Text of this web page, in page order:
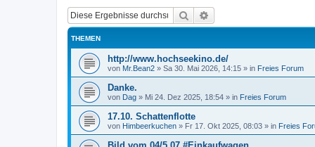
Suche
THEMEN
http://www.hochseekino.de/
von Mr.Bean2 » Sa 30. Mai 2026, 14:15 » in Freies Forum
Danke.
von Dag » Mi 24. Dez 2025, 18:54 » in Freies Forum
17.10. Schattenflotte
von Himbeerkuchen » Fr 17. Okt 2025, 08:03 » in Freies